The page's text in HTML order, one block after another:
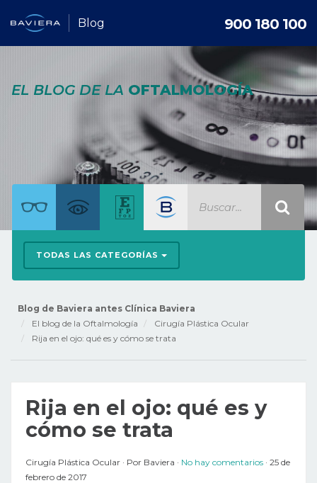
Blog 900 180 100
EL BLOG DE LA OFTALMOLOGÍA
TODAS LAS CATEGORÍAS
Blog de Baviera antes Clínica Baviera
El blog de la Oftalmología
Cirugía Plástica Ocular
Rija en el ojo: qué es y cómo se trata
Rija en el ojo: qué es y
cómo se trata
Cirugía Plástica Ocular Por Baviera No hay comentarios 25 de
febrero de 2017